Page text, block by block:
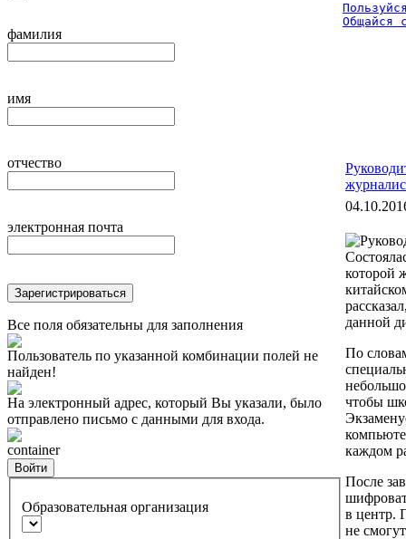
фамилия
имя
отчество
электронная почта
Зарегистрироваться
Все поля обязательны для заполнения
Пользователь по указанной комбинации полей не
найден!
На электронный адрес, который Вы указали, было
отправлено письмо с данными для входа.
container
Войти
Образовательная организация
Общайся
которой
данной
По
чтобы
каждом
После
в центр.
не